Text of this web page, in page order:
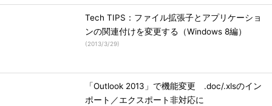
Tech TIPS：ファイル拡張子とアプリケーショ
ンの関連付けを変更する（Windows 8編）
(2013/3/29)
「Outlook 2013」で機能変更 .doc/.xlsのイン
ポート／エクスポート非対応に